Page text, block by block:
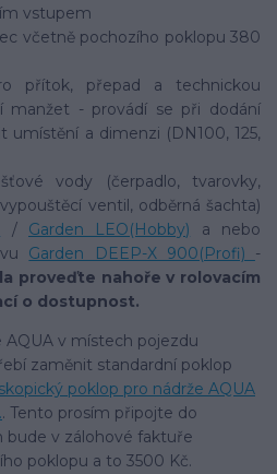
vstupem
včetně pochozího poklopu 380
přítok, přepad a technickou
manžet - provádí se při dodání
umístění a dimenzi (DN100, 125,
vody (čerpadlo, tvarovky,
ventil, odběrná šachta)
/ Garden LEO(Hobby) a nebo
Garden DEEP-X 900(Profi) -
proveďte nahoře v rolovacím
o dostupnost.
AQUA v místech pojezdu
zaměnit standardní poklop
poklop pro nádrže AQUA
. Tento prosím připojte do
bude v zálohové faktuře
poklopu a to 3500 Kč.